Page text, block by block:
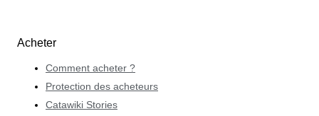
Acheter
Comment acheter ?
Protection des acheteurs
Catawiki Stories